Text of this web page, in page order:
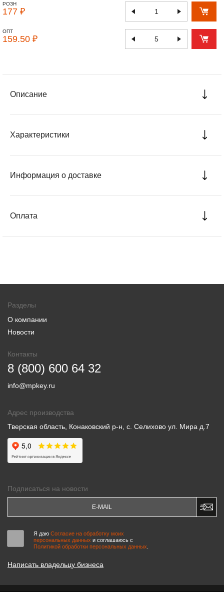
РОЗН
177 ₽
ОПТ
159.50 ₽
Описание
Характеристики
Информация о доставке
Оплата
Разделы
О компании
Новости
Контакты
8 (800) 600 64 32
info@mpkey.ru
Адрес производства
Тверская область, Конаковский р-н, с. Селихово ул. Мира д.7
Подписаться на новости
Я даю Согласие на обработку моих
персональных данных и соглашаюсь c
Политикой обработки персональных данных
Написать владельцу бизнеса